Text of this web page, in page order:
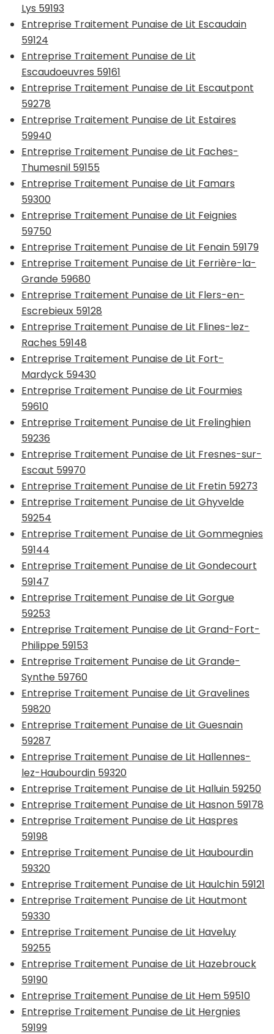
Lys 59193
Entreprise Traitement Punaise de Lit Escaudain
59124
Entreprise Traitement Punaise de Lit
Escaudoeuvres 59161
Entreprise Traitement Punaise de Lit Escautpont
59278
Entreprise Traitement Punaise de Lit Estaires
59940
Entreprise Traitement Punaise de Lit Faches-
Thumesnil 59155
Entreprise Traitement Punaise de Lit Famars
59300
Entreprise Traitement Punaise de Lit Feignies
59750
Entreprise Traitement Punaise de Lit Fenain 59179
Entreprise Traitement Punaise de Lit Ferrière-la-
Grande 59680
Entreprise Traitement Punaise de Lit Flers-en-
Escrebieux 59128
Entreprise Traitement Punaise de Lit Flines-lez-
Raches 59148
Entreprise Traitement Punaise de Lit Fort-
Mardyck 59430
Entreprise Traitement Punaise de Lit Fourmies
59610
Entreprise Traitement Punaise de Lit Frelinghien
59236
Entreprise Traitement Punaise de Lit Fresnes-sur-
Escaut 59970
Entreprise Traitement Punaise de Lit Fretin 59273
Entreprise Traitement Punaise de Lit Ghyvelde
59254
Entreprise Traitement Punaise de Lit Gommegnies
59144
Entreprise Traitement Punaise de Lit Gondecourt
59147
Entreprise Traitement Punaise de Lit Gorgue
59253
Entreprise Traitement Punaise de Lit Grand-Fort-
Philippe 59153
Entreprise Traitement Punaise de Lit Grande-
Synthe 59760
Entreprise Traitement Punaise de Lit Gravelines
59820
Entreprise Traitement Punaise de Lit Guesnain
59287
Entreprise Traitement Punaise de Lit Hallennes-
lez-Haubourdin 59320
Entreprise Traitement Punaise de Lit Halluin 59250
Entreprise Traitement Punaise de Lit Hasnon 59178
Entreprise Traitement Punaise de Lit Haspres
59198
Entreprise Traitement Punaise de Lit Haubourdin
59320
Entreprise Traitement Punaise de Lit Haulchin 59121
Entreprise Traitement Punaise de Lit Hautmont
59330
Entreprise Traitement Punaise de Lit Haveluy
59255
Entreprise Traitement Punaise de Lit Hazebrouck
59190
Entreprise Traitement Punaise de Lit Hem 59510
Entreprise Traitement Punaise de Lit Hergnies
59199